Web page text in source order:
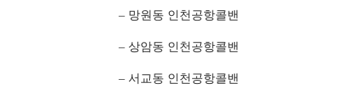
– 망원동 인천공항콜밴
– 상암동 인천공항콜밴
– 서교동 인천공항콜밴